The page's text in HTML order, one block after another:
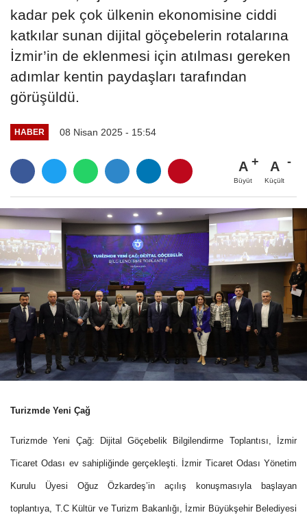
kadar pek çok ülkenin ekonomisine ciddi
katkılar sunan dijital göçebelerin rotalarına
İzmir’in de eklenmesi için atılması gereken
adımlar kentin paydaşları tarafından
görüşüldü.
HABER 08 Nisan 2025 - 15:54
A
Büyüt
A
Küçült
Turizmde Yeni Çağ
Turizmde Yeni Çağ: Dijital Göçebelik Bilgilendirme Toplantısı, İzmir
Ticaret Odası ev sahipliğinde gerçekleşti. İzmir Ticaret Odası Yönetim
Kurulu Üyesi Oğuz Özkardeş’in açılış konuşmasıyla başlayan
toplantıya, T.C Kültür ve Turizm Bakanlığı, İzmir Büyükşehir Belediyesi